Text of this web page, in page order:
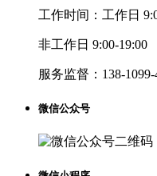
工作时间： 工作日
非工作日 9:00-19:00
服务监督： 138-1099-
微信公众号